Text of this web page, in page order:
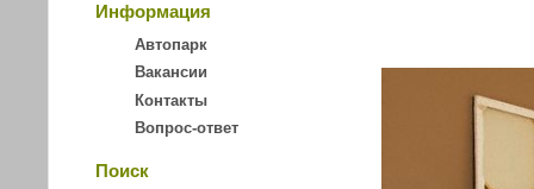
Информация
Автопарк
Вакансии
Контакты
Вопрос-ответ
Поиск